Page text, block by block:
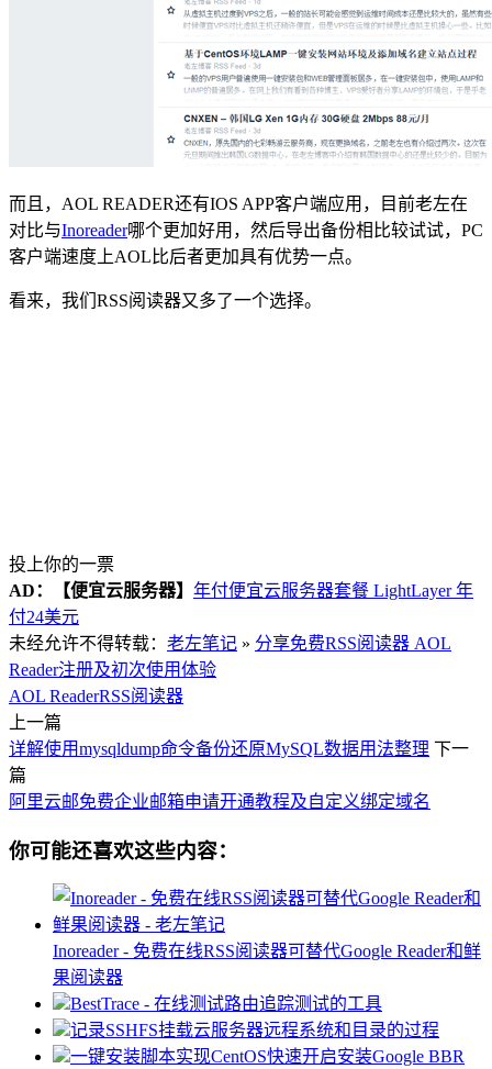
而且，AOL READER还有IOS APP客户端应用，目前老左在
对比与Inoreader哪个更加好用，然后导出备份相比较试试，PC
客户端速度上AOL比后者更加具有优势一点。
看来，我们RSS阅读器又多了一个选择。
投上你的一票
AD：
【便宜云服务器】 年付便宜云服务器套餐 LightLayer 年
付24美元
未经允许不得转载： 老左笔记 » 分享免费RSS阅读器 AOL
Reader注册及初次使用体验
AOL ReaderRSS阅读器
上一篇
详解使用mysqldump命令备份还原MySQL数据用法整理 下一
篇
阿里云邮免费企业邮箱申请开通教程及自定义绑定域名
你可能还喜欢这些内容：
Inoreader - 免费在线RSS阅读器可替代Google Reader和鲜
果阅读器
BestTrace - 在线测试路由追踪测试的工具
记录SSHFS挂载云服务器远程系统和目录的过程
一键安装脚本实现CentOS快速开启安装Google BBR